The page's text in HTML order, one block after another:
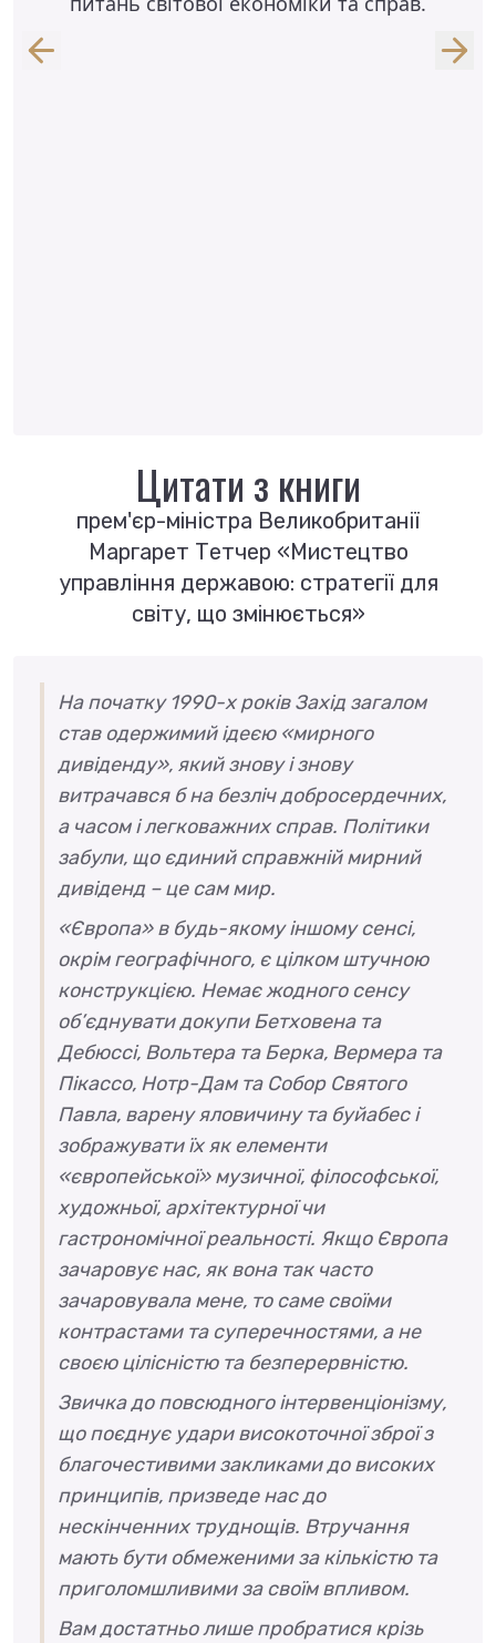
Цитати з книги
прем'єр-міністра Великобританії
Маргарет Тетчер «Мистецтво
управління державою: стратегії для
світу, що змінюється»
На початку 1990-х років Захід загалом
став одержимий ідеєю «мирного
дивіденду», який знову і знову
витрачався б на безліч добросердечних,
а часом і легковажних справ. Політики
забули, що єдиний справжній мирний
дивіденд – це сам мир.
«Європа» в будь-якому іншому сенсі,
окрім географічного, є цілком штучною
конструкцією. Немає жодного сенсу
об’єднувати докупи Бетховена та
Дебюссі, Вольтера та Берка, Вермера та
Пікассо, Нотр-Дам та Собор Святого
Павла, варену яловичину та буйабес і
зображувати їх як елементи
«європейської» музичної, філософської,
художньої, архітектурної чи
гастрономічної реальності. Якщо Європа
зачаровує нас, як вона так часто
зачаровувала мене, то саме своїми
контрастами та суперечностями, а не
своєю цілісністю та безперервністю.
Звичка до повсюдного інтервенціонізму,
що поєднує удари високоточної зброї з
благочестивими закликами до високих
принципів, призведе нас до
нескінченних труднощів. Втручання
мають бути обмеженими за кількістю та
приголомшливими за своїм впливом.
Вам достатньо лише пробратися крізь